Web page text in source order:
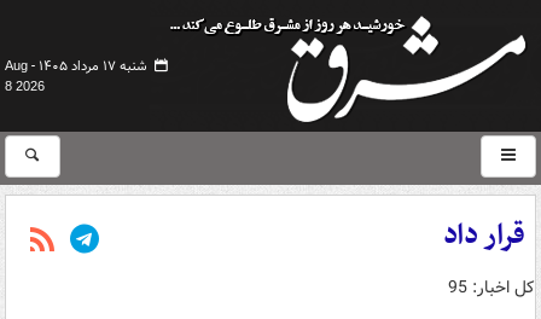
شنبه ۱۷ مرداد ۱۴۰۵ -
Aug
8 2026
قرار داد
کل اخبار: 95